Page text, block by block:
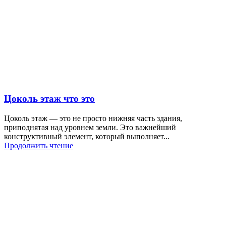
Цоколь этаж что это
Цоколь этаж — это не просто нижняя часть здания,
приподнятая над уровнем земли. Это важнейший
конструктивный элемент, который выполняет...
Продолжить чтение